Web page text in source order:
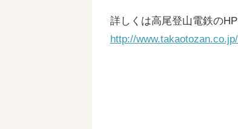
詳しくは高尾登山電鉄のHP
http://